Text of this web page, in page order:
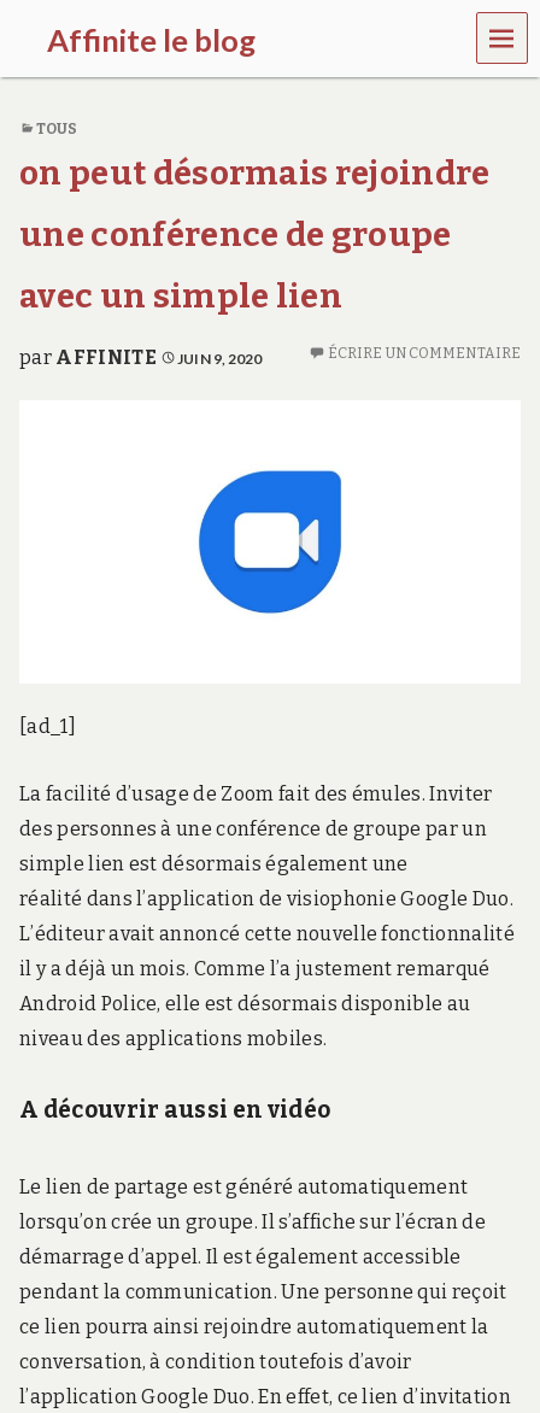
Affinite le blog
e
p
u
s
i
MEN
U
TOUS
on peut désormais rejoindre
une conférence de groupe
avec un simple lien
par AFFINITE JUIN 9, 2020 ÉCRIRE UN COMMENTAIRE
[ad_1]
La facilité d’usage de Zoom fait des émules. Inviter
des personnes à une conférence de groupe par un
simple lien est désormais également une
réalité dans l’application de visiophonie Google Duo.
L’éditeur avait annoncé cette nouvelle fonctionnalité
il y a déjà un mois. Comme l’a justement remarqué
Android Police, elle est désormais disponible au
niveau des applications mobiles.
A découvrir aussi en vidéo
Le lien de partage est généré automatiquement
lorsqu’on crée un groupe. Il s’affiche sur l’écran de
démarrage d’appel. Il est également accessible
pendant la communication. Une personne qui reçoit
ce lien pourra ainsi rejoindre automatiquement la
conversation, à condition toutefois d’avoir
l’application Google Duo. En effet, ce lien d’invitation